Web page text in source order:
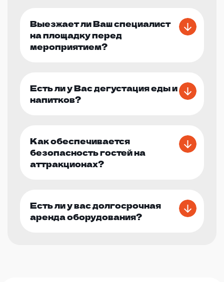
Выезжает ли Ваш специалист
на площадку перед
мероприятием?
Есть ли у Вас дегустация еды и
напитков?
Как обеспечивается
безопасность гостей на
аттракционах?
Есть ли у вас долгосрочная
аренда оборудования?